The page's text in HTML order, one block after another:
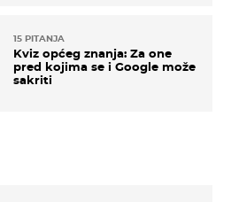
15 PITANJA
Kviz općeg znanja: Za one
pred kojima se i Google može
sakriti